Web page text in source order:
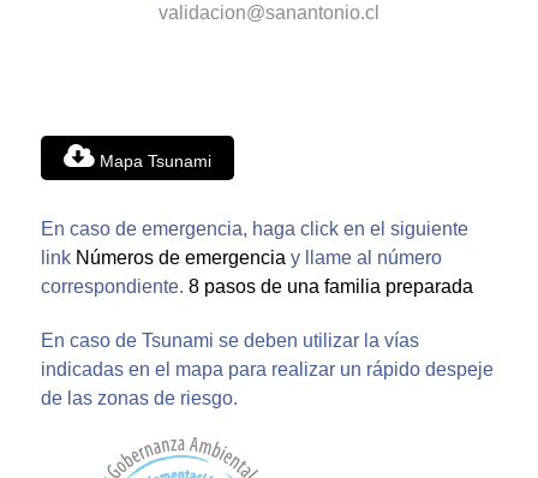
validacion@sanantonio.cl
Mapa Tsunami
En caso de emergencia, haga click en el siguiente
link Números de emergencia y llame al número
correspondiente. 8 pasos de una familia preparada
En caso de Tsunami se deben utilizar la vías
indicadas en el mapa para realizar un rápido despeje
de las zonas de riesgo.